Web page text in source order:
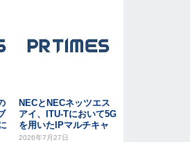
NECとNECネッツエス
アイ、ITU-Tにおいて5G
を用いたIPマルチキャ
スト放...
2026年7月27日